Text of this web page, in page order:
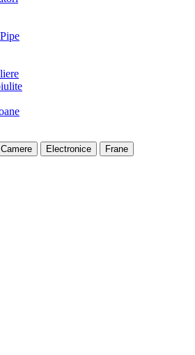
Electronice
Frane